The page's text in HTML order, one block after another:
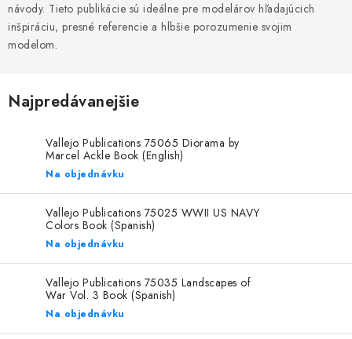
PRÍSLUŠENSTVO
PUBLIKÁCIE
SKY RIDERS COFFEE
PREDÁVANÉ ZNAČKY
Preprava a platba
Podmienky a pravidlá
Zásady ochrany osobných údajov
Hromadná objednávka
návody. Tieto publikácie sú ideálne pre modelárov hľadajúcich
inšpiráciu, presné referencie a hlbšie porozumenie svojim
modelom.
Najpredávanejšie
Vallejo Publications 75065 Diorama by
Marcel Ackle Book (English)
Na objednávku
Vallejo Publications 75025 WWII US NAVY
Colors Book (Spanish)
Na objednávku
Vallejo Publications 75035 Landscapes of
War Vol. 3 Book (Spanish)
Na objednávku